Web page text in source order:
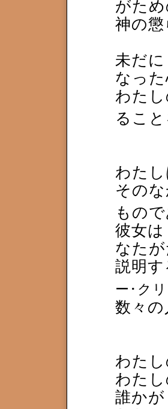
がため
神の
未だ
なった
わた
るこ
わた
そのな
もの
彼女は
なたが
説明
ー･ク
数々
わたし
わた
誰か